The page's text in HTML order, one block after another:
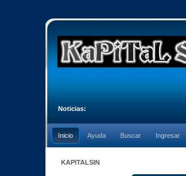
Noticias:
Inicio Ayuda Buscar Ingresar
KAPITALSIN